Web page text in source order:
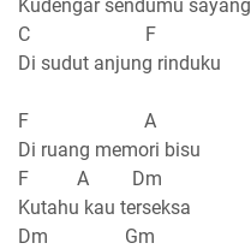
Kudengar sendumu sayang
C F
Di sudut anjung rinduku
F A
Di ruang memori bisu
F A Dm
Kutahu kau terseksa
Dm Gm